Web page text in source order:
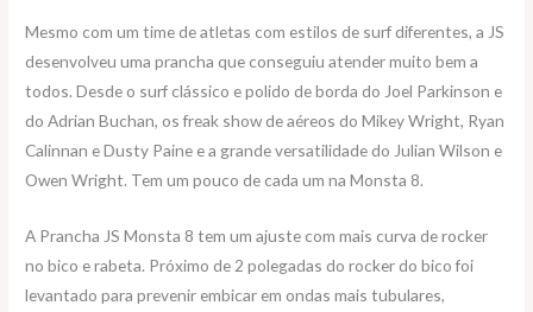
Mesmo com um time de atletas com estilos de surf diferentes, a JS
desenvolveu uma prancha que conseguiu atender muito bem a
todos. Desde o surf clássico e polido de borda do Joel Parkinson e
do Adrian Buchan, os freak show de aéreos do Mikey Wright, Ryan
Calinnan e Dusty Paine e a grande versatilidade do Julian Wilson e
Owen Wright. Tem um pouco de cada um na Monsta 8.
A Prancha JS Monsta 8 tem um ajuste com mais curva de rocker
no bico e rabeta. Próximo de 2 polegadas do rocker do bico foi
levantado para prevenir embicar em ondas mais tubulares,